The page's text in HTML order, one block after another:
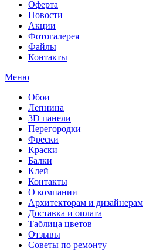
Оферта
Новости
Акции
Фотогалерея
Файлы
Контакты
Меню
Обои
Лепнина
3D панели
Перегородки
Фрески
Краски
Балки
Клей
Контакты
О компании
Архитекторам и дизайнерам
Доставка и оплата
Таблица цветов
Отзывы
Советы по ремонту